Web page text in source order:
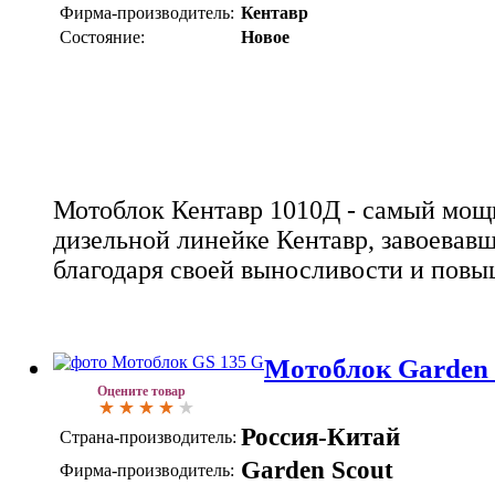
Фирма-производитель: Кентавр
Состояние:
Новое
Мотоблок Кентавр 1010Д - самый
дизельной линейке Кентавр,
благодаря своей выносливости и
Оцените товар
Мотоблок Garden
Страна-производитель: Россия-Китай
Фирма-производитель: Garden Scout